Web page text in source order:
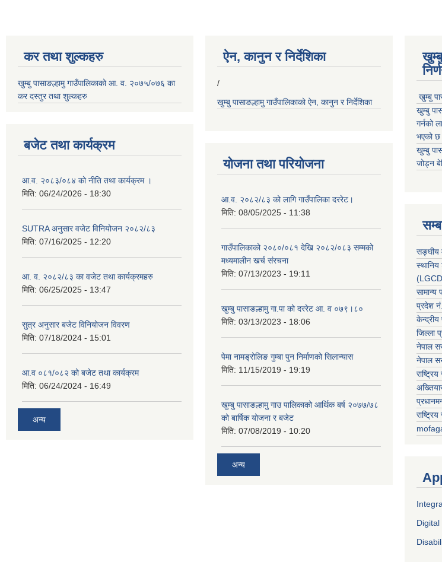
कर तथा शुल्कहरु
खुम्बु पासाङल्हामु गाउँपालिकाको आ. व. २०७५/०७६ का
कर दस्तुर तथा शुल्कहरु
बजेट तथा कार्यक्रम
आ.व. २०८३/०८४ को नीति तथा कार्यक्रम ।
मिति: 06/24/2026 - 18:30
SUTRA अनुसार वजेट विनियोजन २०८२/८३
मिति: 07/16/2025 - 12:20
आ. व. २०८२/८३ का वजेट तथा कार्यक्रमहरु
मिति: 06/25/2025 - 13:47
सुत्र अनुसार बजेट विनियोजन विवरण
मिति: 07/18/2024 - 15:01
आ.व ०८१/०८२ को बजेट तथा कार्यक्रम
मिति: 06/24/2024 - 16:49
अन्य
ऐन, कानुन र निर्देशिका
/
खुम्बु पासाङल्हामु गाउँपालिकाको ऐन, कानुन र निर्देशिका
योजना तथा परियोजना
आ.व. २०८२/८३ को लागि गाउँपालिका दररेट।
मिति: 08/05/2025 - 11:38
गाउँपालिकाको २०८०/०८१ देखि २०८२/०८३ सम्मको
मध्यमालीन खर्च संरचना
मिति: 07/13/2023 - 19:11
खुम्बु पासाङल्हामु गा.पा को दररेट आ. व ०७९।८०
मिति: 03/13/2023 - 18:06
पेमा नामड्रोलिङ गुम्बा पुन निर्माणको सिलान्यास
मिति: 11/15/2019 - 19:19
खुम्बु पासाङल्हामु गाउ पालिकाको आर्थिक बर्ष २०७७/७८
को बार्षिक योजना र बजेट
मिति: 07/08/2019 - 10:20
अन्य
खुम्बु
खुम्बु
गर्नको
भएको छ
खुम्बु
जोड्न
सङ्घीय
स्थानिय
सामान्य
प्रदेश
केन्द्रीय
जिल्ला
नेपाल
नेपाल
Digital